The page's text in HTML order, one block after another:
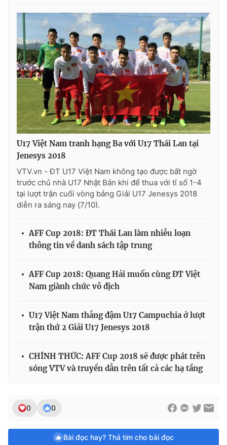
U17 Việt Nam tranh hạng Ba với U17 Thái Lan tại
Jenesys 2018
VTV.vn - ĐT U17 Việt Nam không tạo được bất ngờ
trước chủ nhà U17 Nhật Bản khi để thua với tỉ số 1-4
tại lượt trận cuối vòng bảng Giải U17 Jenesys 2018
diễn ra sáng nay (7/10).
AFF Cup 2018: ĐT Thái Lan làm nhiễu loạn
thông tin về danh sách tập trung
AFF Cup 2018: Quang Hải muốn cùng ĐT Việt
Nam giành chức vô địch
U17 Việt Nam thắng đậm U17 Campuchia ở lượt
trận thứ 2 Giải U17 Jenesys 2018
CHÍNH THỨC: AFF Cup 2018 sẽ được phát trên
sóng VTV và truyền dẫn trên tất cả các hạ tầng
0 0
Bài đọc hay? Thả tim cho bài đọc